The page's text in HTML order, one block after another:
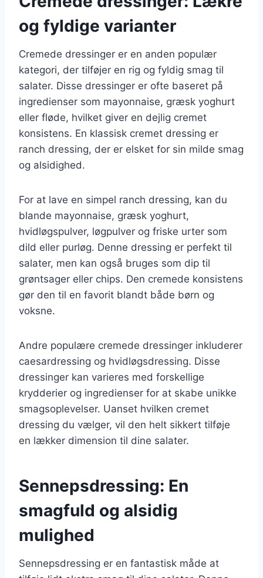
og fyldige varianter
Cremede dressinger er en anden populær
kategori, der tilføjer en rig og fyldig smag til
salater. Disse dressinger er ofte baseret på
ingredienser som mayonnaise, græsk yoghurt
eller fløde, hvilket giver en dejlig cremet
konsistens. En klassisk cremet dressing er
ranch dressing, der er elsket for sin milde smag
og alsidighed.
For at lave en simpel ranch dressing, kan du
blande mayonnaise, græsk yoghurt,
hvidløgspulver, løgpulver og friske urter som
dild eller purløg. Denne dressing er perfekt til
salater, men kan også bruges som dip til
grøntsager eller chips. Den cremede konsistens
gør den til en favorit blandt både børn og
voksne.
Andre populære cremede dressinger inkluderer
caesardressing og hvidløgsdressing. Disse
dressinger kan varieres med forskellige
krydderier og ingredienser for at skabe unikke
smagsoplevelser. Uanset hvilken cremet
dressing du vælger, vil den helt sikkert tilføje
en lækker dimension til dine salater.
Sennepsdressing: En
smagfuld og alsidig
mulighed
Sennepsdressing er en fantastisk måde at